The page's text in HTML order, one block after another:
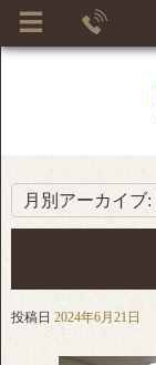
月別アーカイブ:
投稿日 2024年6月21日